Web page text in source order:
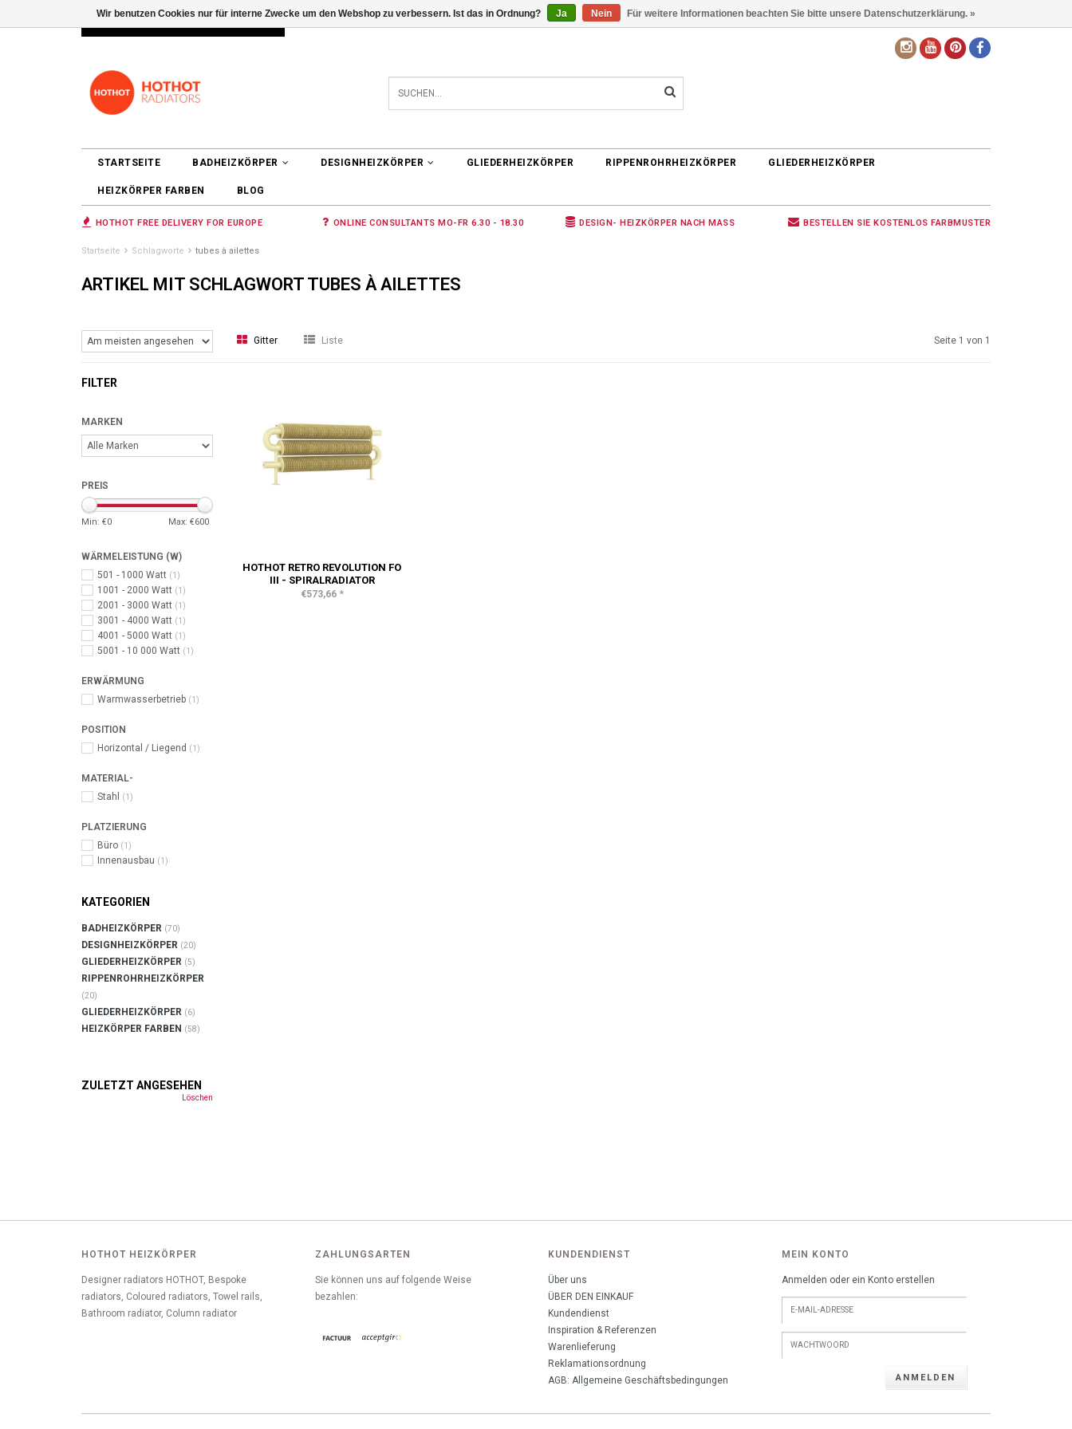
INFO@RADIATORS.SHOP ANMELDEN 0 ARTIKEL €0,00 DE
STARTSEITE BADHEIZKÖRPER DESIGNHEIZKÖRPER GLIEDERHEIZKÖRPER RIPPENROHRHEIZKÖRPER GLIEDERHEIZKÖRPER
HEIZKÖRPER FARBEN BLOG
HOTHOT FREE DELIVERY FOR EUROPE ONLINE CONSULTANTS MO-FR 6.30 - 18.30 DESIGN- HEIZKÖRPER NACH MASS BESTELLEN SIE KOSTENLOS FARBMUSTER
Startseite Schlagworte tubes à ailettes
ARTIKEL MIT SCHLAGWORT TUBES À AILETTES
Gitter Liste Seite 1 von 1
FILTER
MARKEN
PREIS
Min: €0 Max: €600
WÄRMELEISTUNG (W)
501 - 1000 Watt (1)
1001 - 2000 Watt (1)
2001 - 3000 Watt (1)
3001 - 4000 Watt (1)
4001 - 5000 Watt (1)
5001 - 10 000 Watt (1)
ERWÄRMUNG
Warmwasserbetrieb (1)
POSITION
Horizontal / Liegend (1)
MATERIAL-
Stahl
(1)
PLATZIERUNG
Büro (1)
Innenausbau (1)
KATEGORIEN
BADHEIZKÖRPER (70)
DESIGNHEIZKÖRPER (20)
GLIEDERHEIZKÖRPER (5)
RIPPENROHRHEIZKÖRPER
(20)
GLIEDERHEIZKÖRPER (6)
HEIZKÖRPER FARBEN (58)
ZULETZT ANGESEHEN
Löschen
HOTHOT RETRO REVOLUTION FO
III - SPIRALRADIATOR
€573,66 *
HOTHOT HEIZKÖRPER
Designer radiators HOTHOT, Bespoke
radiators, Coloured radiators, Towel rails,
Bathroom radiator, Column radiator
ZAHLUNGSARTEN
Sie können uns auf folgende Weise
bezahlen:
KUNDENDIENST
Über uns
ÜBER DEN EINKAUF
Kundendienst
Inspiration & Referenzen
Warenlieferung
Reklamationsordnung
AGB: Allgemeine Geschäftsbedingungen
MEIN KONTO
Anmelden oder ein Konto erstellen
ANMELDEN
Wir benutzen Cookies nur für interne Zwecke um den Webshop zu verbessern. Ist das in Ordnung? Ja Nein Für weitere Informationen beachten Sie bitte unsere Datenschutzerklärung. »